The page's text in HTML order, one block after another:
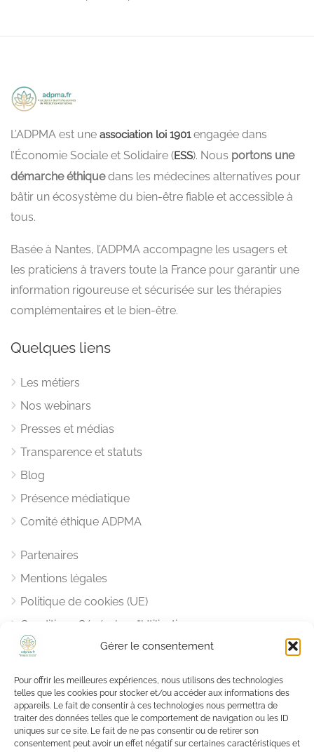
Gérer le consentement
Pour offrir les meilleures expériences, nous utilisons des technologies
telles que les cookies pour stocker et/ou accéder aux informations des
appareils. Le fait de consentir à ces technologies nous permettra de
traiter des données telles que le comportement de navigation ou les ID
uniques sur ce site. Le fait de ne pas consentir ou de retirer son
consentement peut avoir un effet négatif sur certaines caractéristiques et
L’ADPMA est une association loi 1901engagée dans
l’Économie Sociale et Solidaire (ESS). Nous portons une
démarche éthiquedans les médecines alternatives pour
bâtir un écosystème du bien-être fiable et accessible à
tous.
Basée à Nantes, l’ADPMA accompagne les usagers et
les praticiens à travers toute la France pour garantir une
information rigoureuse et sécurisée sur les thérapies
complémentaires et le bien-être.
Quelques liens
Les métiers
Nos webinars
Presses et médias
Transparence et statuts
Blog
Présence médiatique
Comité éthique ADPMA
Partenaires
Mentions légales
Politique de cookies (UE)
Conditions Générales d’Utilisation
Notre Charte Déontologique
Vous aider, nous aider
Une question ?
Noussommes là pour y répondre.